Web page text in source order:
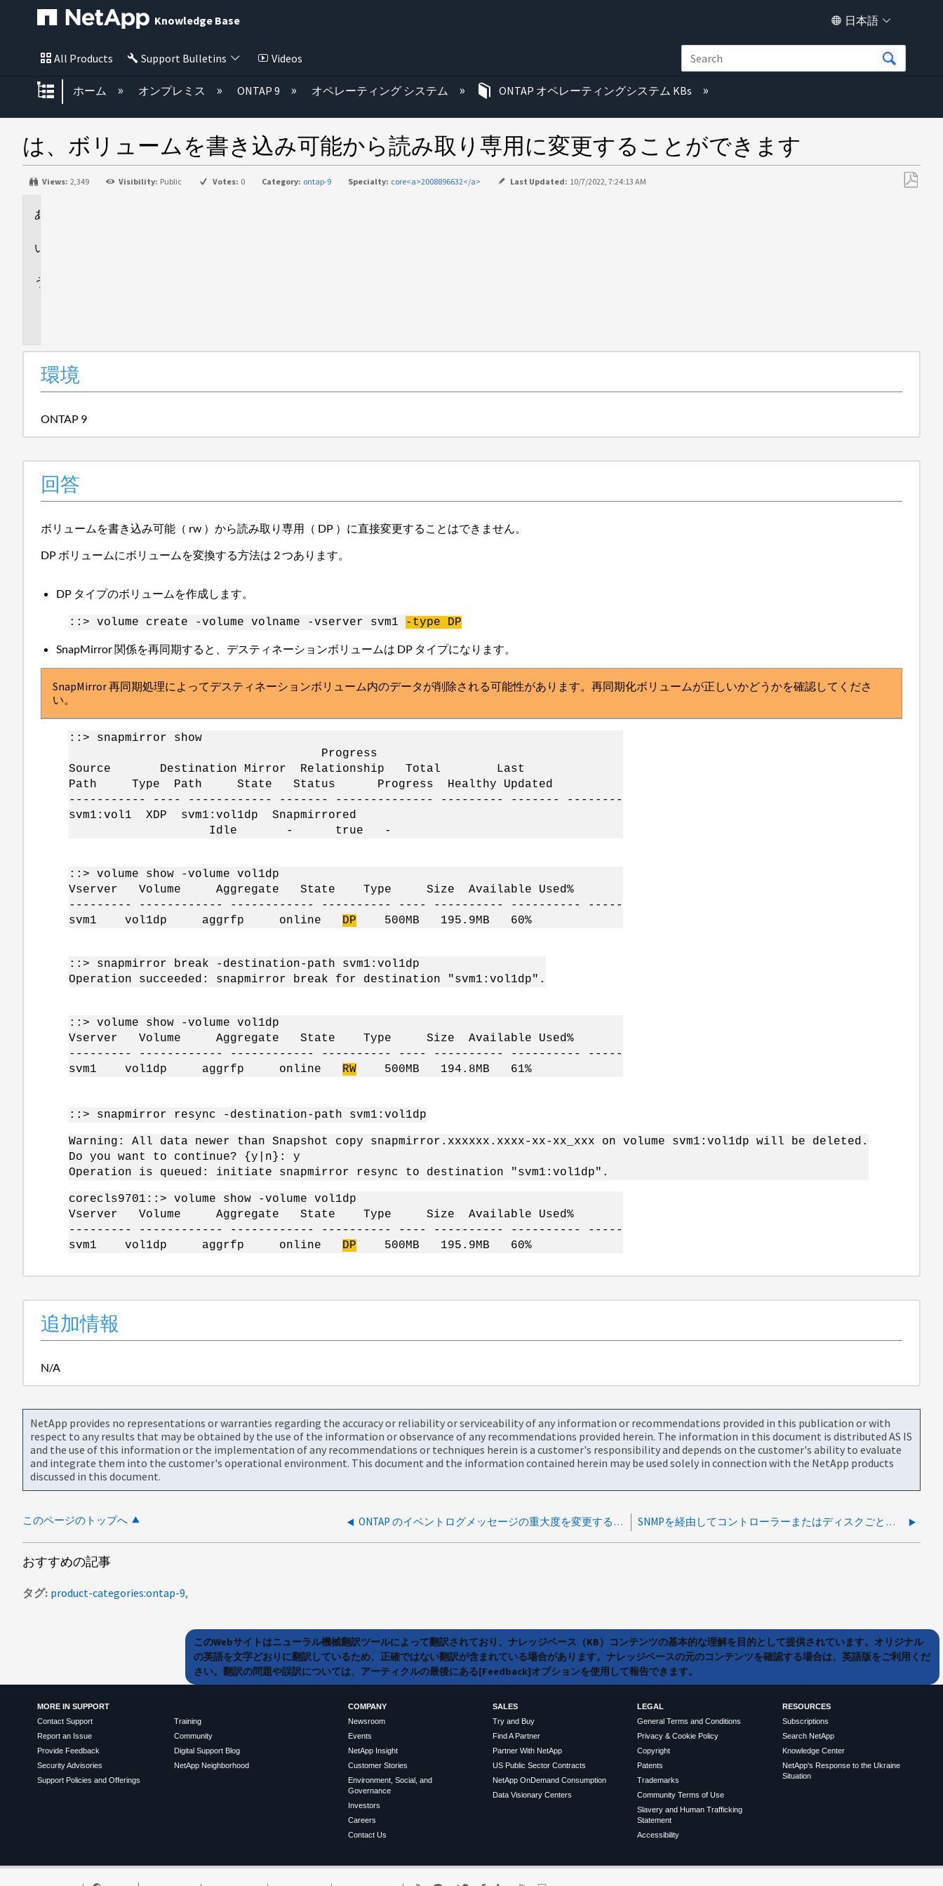
Knowledge Base 日本語
All Products Support Bulletins Videos
グローバル階層を展開/折りたたむ
ホーム オンプレミス ONTAP 9 オペレーティング システム ONTAP オペレーティングシステム KBs
は、ボリュームを書き込み可能から読み取り専用に変更することができます
Views: 2,349 Visibility: Public Votes: 0 Category: ontap-9 Specialty: core<a>2008896632</a> Last Updated: 10/7/2022, 7:24:13 AM
環境
ONTAP 9
回答
ボリュームを書き込み可能（ rw ）から読み取り専用（ DP ）に直接変更することはできません。
DP ボリュームにボリュームを変換する方法は 2 つあります。
DP タイプのボリュームを作成します。
::> volume create -volume volname -vserver svm1 -type DP
SnapMirror 関係を再同期すると、デスティネーションボリュームは DP タイプになります。
SnapMirror 再同期処理によってデスティネーションボリューム内のデータが削除される可能性があります。再同期化ボリュームが正しいかどうかを確認してくださ
い。
::> snapmirror show
Progress
Source Destination Mirror Relationship Total Last
Path Type Path State Status Progress Healthy Updated
----------- ---- ------------ ------- -------------- --------- ------- --------
svm1:vol1 XDP svm1:vol1dp Snapmirrored
Idle - true -
::> volume show -volume vol1dp
Vserver Volume Aggregate State Type Size Available Used%
--------- ------------ ------------ ---------- ---- ---------- ---------- -----
svm1 vol1dp aggrfp online DP 500MB 195.9MB 60%
::> snapmirror break -destination-path svm1:vol1dp
Operation succeeded: snapmirror break for destination "svm1:vol1dp".
::> volume show -volume vol1dp
Vserver Volume Aggregate State Type Size Available Used%
--------- ------------ ------------ ---------- ---- ---------- ---------- -----
svm1 vol1dp aggrfp online RW 500MB 194.8MB 61%
::> snapmirror resync -destination-path svm1:vol1dp
Warning: All data newer than Snapshot copy snapmirror.xxxxxx.xxxx-xx-xx_xxx on volume svm1:vol1dp will be deleted.
Do you want to continue? {y|n}: y
Operation is queued: initiate snapmirror resync to destination "svm1:vol1dp".
corecls9701::> volume show -volume vol1dp
Vserver Volume Aggregate State Type Size Available Used%
--------- ------------ ------------ ---------- ---- ---------- ---------- -----
svm1 vol1dp aggrfp online DP 500MB 195.9MB 60%
追加情報
N/A
NetApp provides no representations or warranties regarding the accuracy or reliability or serviceability of any information or recommendations provided in this publication or with
respect to any results that may be obtained by the use of the information or observance of any recommendations provided herein. The information in this document is distributed AS IS
and the use of this information or the implementation of any recommendations or techniques herein is a customer's responsibility and depends on the customer's ability to evaluate
and integrate them into the customer's operational environment. This document and the information contained herein may be used solely in connection with the NetApp products
discussed in this document.
このページのトップへ ONTAP のイベントログメッセージの重大度を変更することはできますか。 SNMPを経由してコントローラーまたはディスクごとにディスクI/O統計を監視することは可能ですか？
おすすめの記事
タグ product-categories:ontap-9
このWebサイトはニューラル機械翻訳ツールによって翻訳されており、ナレッジベース（KB）コンテンツの基本的な理解を目的として提供されています。オリジナル
の英語を文字どおりに翻訳しているため、正確ではない翻訳が含まれている場合があります。ナレッジベースの元のコンテンツを確認する場合は、英語版をご利用くだ
さい。翻訳の問題や誤訳については、アーティクルの最後にある[Feedback]オプションを使用して報告できます。
MORE IN SUPPORT
Contact Support
Report an Issue
Provide Feedback
Security Advisories
Support Policies and Offerings
Training
Community
Digital Support Blog
NetApp Neighborhood
COMPANY
Newsroom
Events
NetApp Insight
Customer Stories
Environment, Social, and
Governance
Investors
Careers
Contact Us
SALES
Try and Buy
Find A Partner
Partner With NetApp
US Public Sector Contracts
NetApp OnDemand Consumption
Data Visionary Centers
LEGAL
General Terms and Conditions
Privacy & Cookie Policy
Copyright
Patents
Trademarks
Community Terms of Use
Slavery and Human Trafficking
Statement
Accessibility
RESOURCES
Subscriptions
Search NetApp
Knowledge Center
NetApp's Response to the Ukraine
Situation